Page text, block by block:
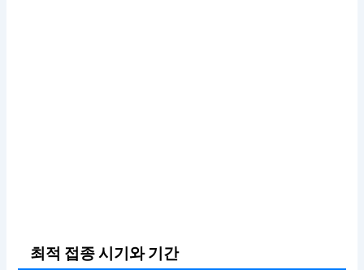
최적 접종 시기와 기간